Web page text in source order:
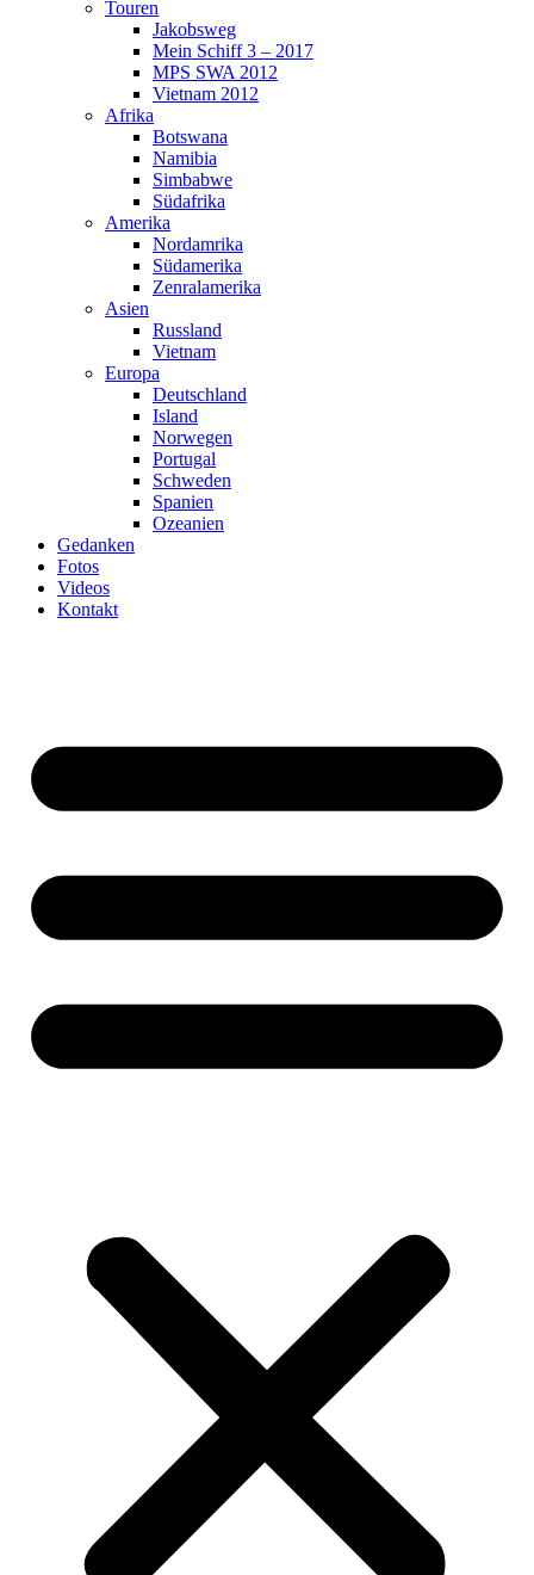
Touren
Jakobsweg
Mein Schiff 3 – 2017
MPS SWA 2012
Vietnam 2012
Afrika
Botswana
Namibia
Simbabwe
Südafrika
Amerika
Nordamrika
Südamerika
Zenralamerika
Asien
Russland
Vietnam
Europa
Deutschland
Island
Norwegen
Portugal
Schweden
Spanien
Ozeanien
Gedanken
Fotos
Videos
Kontakt